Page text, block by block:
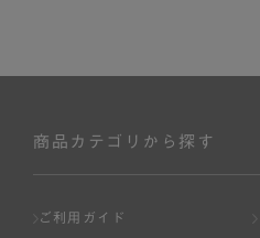
商品カテゴリから探す
ご利用ガイド